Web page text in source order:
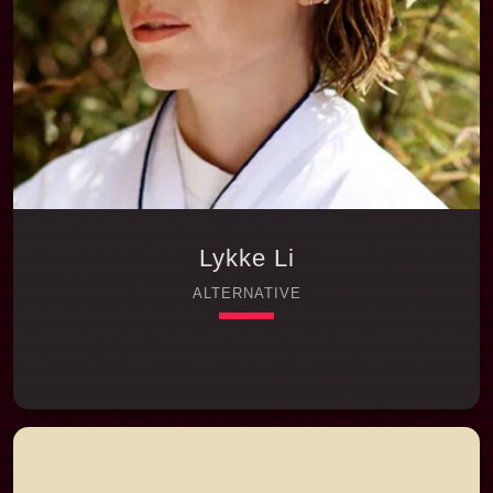
اعتراف‌گونه (confessional songwriting) و ترکیبی
قدرتمند از **Alternative Rock**، **Post-
Grunge** و **Pop Rock**، به‌عنوان “Queen of
Alt-Rock Angst” لقب گرفته و […]
Lykke Li
ALTERNATIVE